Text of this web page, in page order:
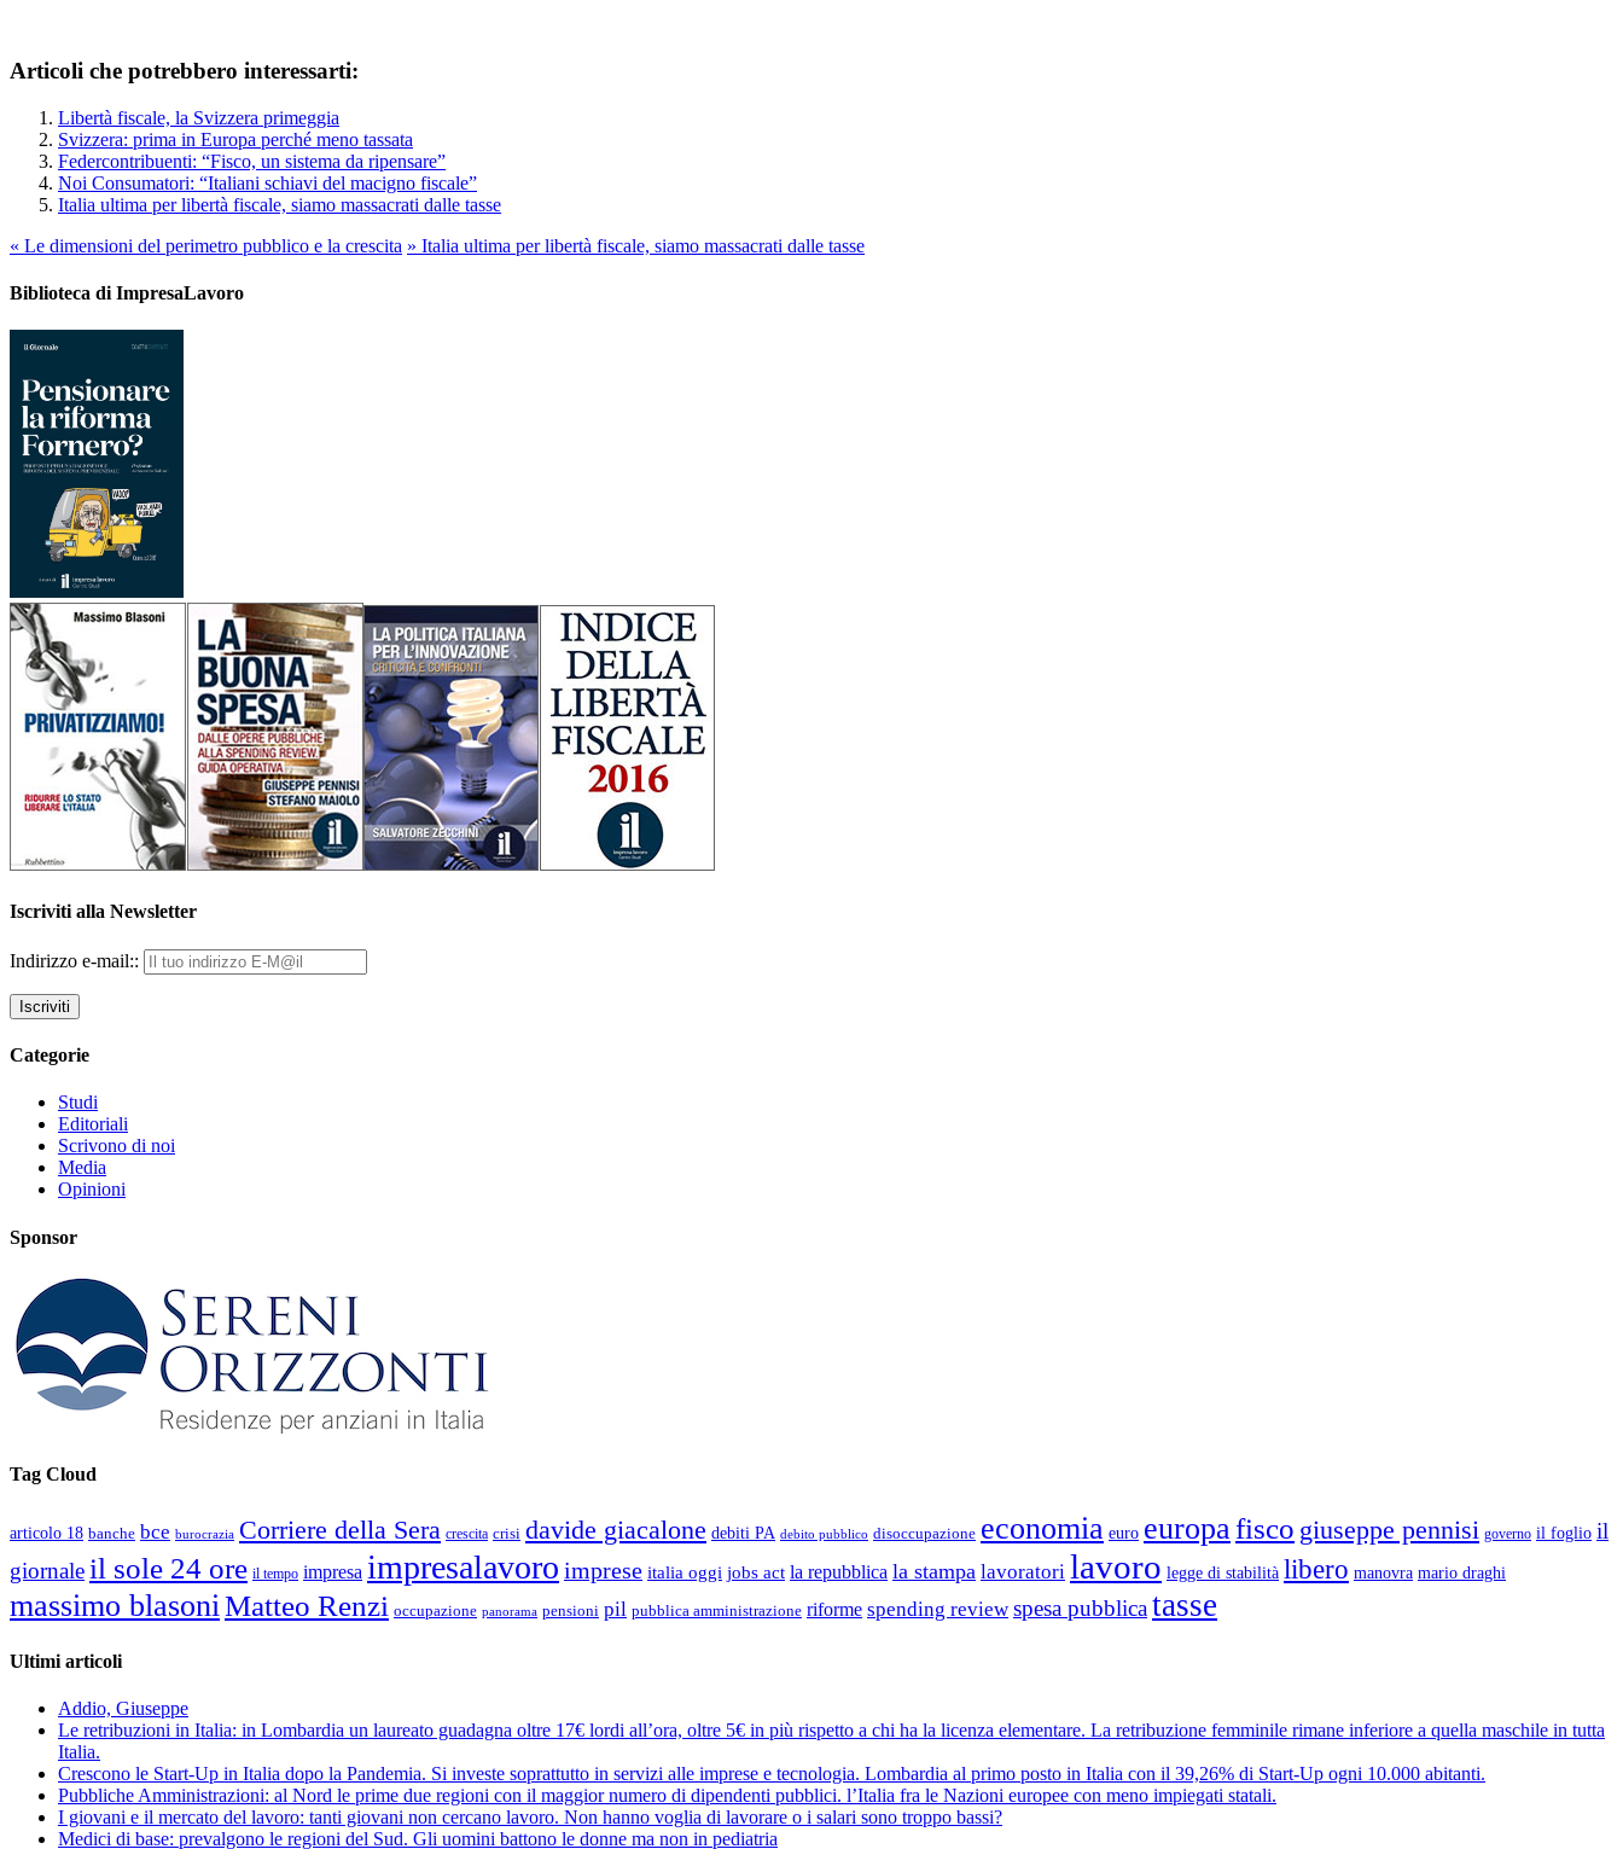
Articoli che potrebbero interessarti:
Libertà fiscale, la Svizzera primeggia
Svizzera: prima in Europa perché meno tassata
Federcontribuenti: “Fisco, un sistema da ripensare”
Noi Consumatori: “Italiani schiavi del macigno fiscale”
Italia ultima per libertà fiscale, siamo massacrati dalle tasse
« Le dimensioni del perimetro pubblico e la crescita » Italia ultima per libertà fiscale, siamo massacrati dalle tasse
Biblioteca di ImpresaLavoro
Iscriviti alla Newsletter
Indirizzo e-mail::
Categorie
Studi
Editoriali
Scrivono di noi
Media
Opinioni
Sponsor
Tag Cloud
articolo 18 banche bce burocrazia Corriere della Sera crescita crisi davide giacalone debiti PA debito pubblico disoccupazione economia euro europafisco giuseppe pennisi governo il foglio il
giornale il sole 24 ore il tempo impresa impresalavoro imprese italia oggi jobs act la repubblica la stampa lavoratori lavoro legge di stabilità libero manovra mario draghi
massimo blasoniMatteo Renzi occupazione panorama pensioni pil pubblica amministrazione riforme spending review spesa pubblicatasse
Ultimi articoli
Addio, Giuseppe
Le retribuzioni in Italia: in Lombardia un laureato guadagna oltre 17€ lordi all’ora, oltre 5€ in più rispetto a chi ha la licenza elementare. La retribuzione femminile rimane inferiore a quella maschile in tutta
Italia.
Crescono le Start-Up in Italia dopo la Pandemia. Si investe soprattutto in servizi alle imprese e tecnologia. Lombardia al primo posto in Italia con il 39,26% di Start-Up ogni 10.000 abitanti.
Pubbliche Amministrazioni: al Nord le prime due regioni con il maggior numero di dipendenti pubblici. l’Italia fra le Nazioni europee con meno impiegati statali.
I giovani e il mercato del lavoro: tanti giovani non cercano lavoro. Non hanno voglia di lavorare o i salari sono troppo bassi?
Medici di base: prevalgono le regioni del Sud. Gli uomini battono le donne ma non in pediatria